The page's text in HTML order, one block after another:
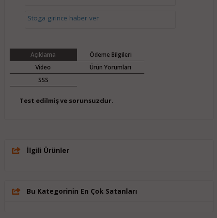
Stoga girince haber ver
Açıklama
Ödeme Bilgileri
Video
Ürün Yorumları
SSS
Test edilmiş ve sorunsuzdur.
İlgili Ürünler
Bu Kategorinin En Çok Satanları